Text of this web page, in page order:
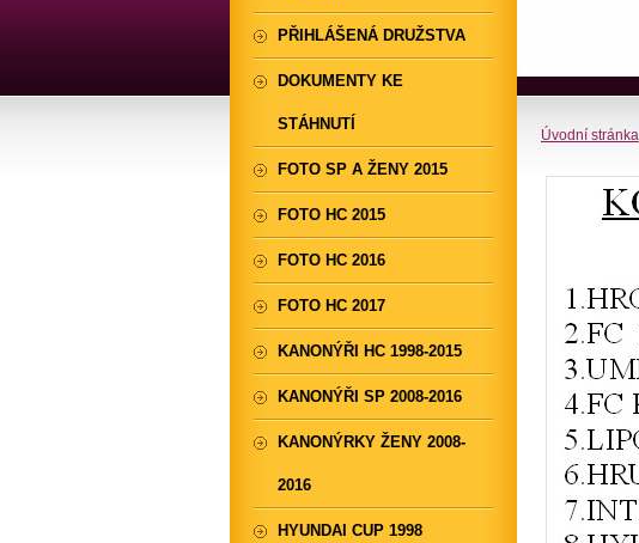
Úvodní stránka
PŘIHLÁŠENÁ DRUŽSTVA
DOKUMENTY KE
STÁHNUTÍ
FOTO SP A ŽENY 2015
FOTO HC 2015
FOTO HC 2016
FOTO HC 2017
KANONÝŘI HC 1998-2015
KANONÝŘI SP 2008-2016
KANONÝRKY ŽENY 2008-
2016
HYUNDAI CUP 1998